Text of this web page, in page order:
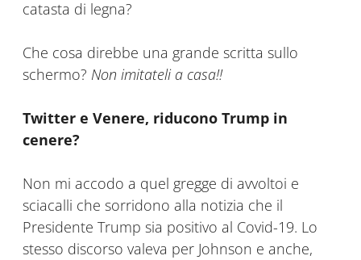
catasta di legna?
Che cosa direbbe una grande scritta sullo
schermo? Non imitateli a casa!!
Twitter e Venere, riducono Trump in
cenere?
Non mi accodo a quel gregge di avvoltoi e
sciacalli che sorridono alla notizia che il
Presidente Trump sia positivo al Covid-19. Lo
stesso discorso valeva per Johnson e anche,